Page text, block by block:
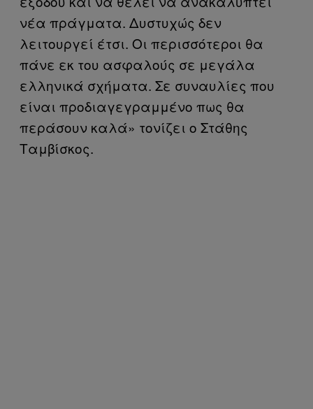
νέα πράγματα. Δυστυχώς δεν
λειτουργεί έτσι. Οι περισσότεροι θα
πάνε εκ του ασφαλούς σε μεγάλα
ελληνικά σχήματα. Σε συναυλίες που
είναι προδιαγεγραμμένο πως θα
περάσουν καλά» τονίζει ο Στάθης
Ταμβίσκος.